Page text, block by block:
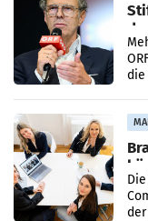
die